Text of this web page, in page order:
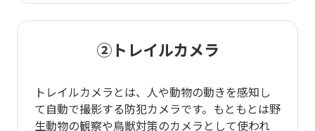
②トレイルカメラ
トレイルカメラとは、人や動物の動きを感知し
て自動で撮影する防犯カメラです。もともとは野
生動物の観察や鳥獣対策のカメラとして使われ